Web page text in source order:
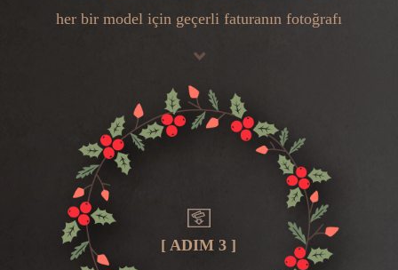
her bir model için geçerli faturanın fotoğrafı
[ ADIM 3 ]